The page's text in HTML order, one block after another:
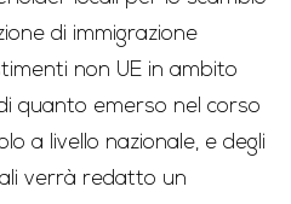
di immigrazione
non UE in ambito
quanto emerso nel corso
a livello nazionale, e degli
verrà redatto un